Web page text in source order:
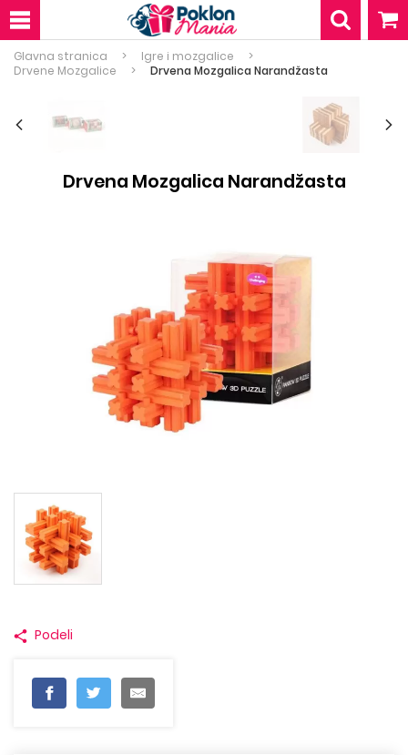
Glavna stranica
Igre i mozgalice
Drvene Mozgalice
Drvena Mozgalica Narandžasta
Drvena Mozgalica Narandžasta
Podeli